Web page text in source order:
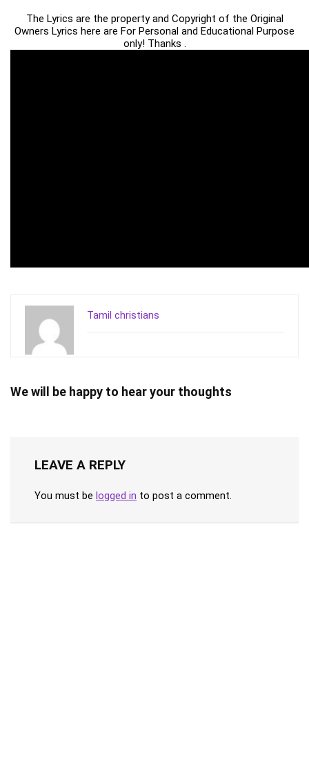
The Lyrics are the property and Copyright of the Original
Owners Lyrics here are For Personal and Educational Purpose
only! Thanks .
Tamil christians
We will be happy to hear your thoughts
LEAVE A REPLY
You must be logged in to post a comment.